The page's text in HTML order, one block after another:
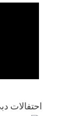
احتفالات